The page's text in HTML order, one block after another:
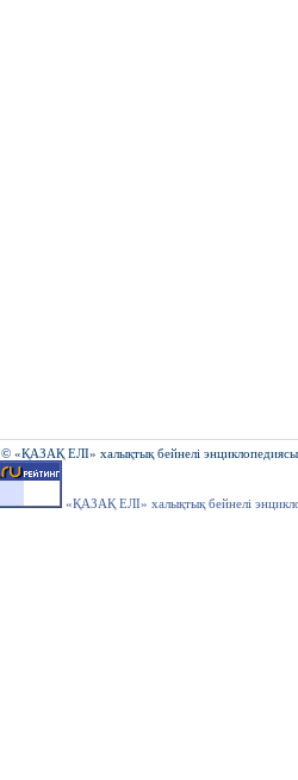
© «ҚАЗАҚ ЕЛІ» халықтық бейнелі
«ҚАЗАҚ ЕЛІ» халықтық бейнелі